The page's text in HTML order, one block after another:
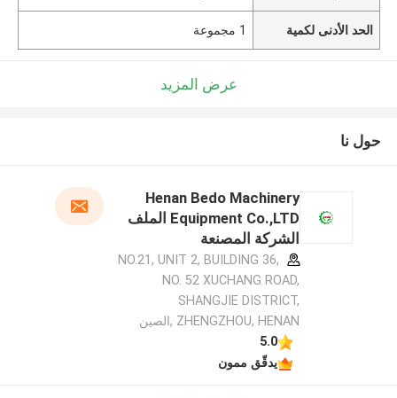
الحد الأدنى لكمية 1 مجموعة
عرض المزيد
حول نا
Henan Bedo Machinery
Equipment Co.,LTD الملف
الشركة المصنعة
NO.21, UNIT 2, BUILDING 36,
NO. 52 XUCHANG ROAD,
SHANGJIE DISTRICT,
ZHENGZHOU, HENAN ,الصين
5.0
يدقّق ممون